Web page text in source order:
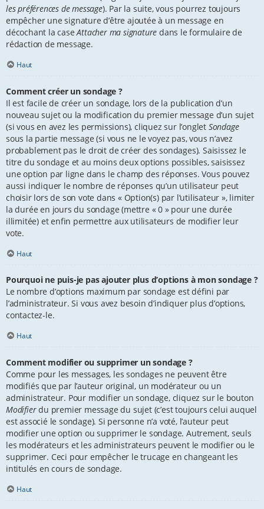
les préférences de message). Par la suite, vous pourrez toujours
empêcher une signature d’être ajoutée à un message en
décochant la caseAttacher ma signature dans le formulaire de
rédaction de message.
Haut
Comment créer un sondage ?
Il est facile de créer un sondage, lors de la publication d’un
nouveau sujet ou la modification du premier message d’un sujet
(si vous en avez les permissions), cliquez sur l’onglet Sondage
sous la partie message (si vous ne le voyez pas, vous n’avez
probablement pas le droit de créer des sondages). Saisissez le
titre du sondage et au moins deux options possibles, saisissez
une option par ligne dans le champ des réponses. Vous pouvez
aussi indiquer le nombre de réponses qu’un utilisateur peut
choisir lors de son vote dans « Option(s) par l’utilisateur », limiter
la durée en jours du sondage (mettre « 0 » pour une durée
illimitée) et enfin permettre aux utilisateurs de modifier leur
vote.
Haut
Pourquoi ne puis-je pas ajouter plus d’options à mon sondage ?
Le nombre d’options maximum par sondage est défini par
l’administrateur. Si vous avez besoin d’indiquer plus d’options,
contactez-le.
Haut
Comment modifier ou supprimer un sondage ?
Comme pour les messages, les sondages ne peuvent être
modifiés que par l’auteur original, un modérateur ou un
administrateur. Pour modifier un sondage, cliquez sur le bouton
Modifierdu premier message du sujet (c’est toujours celui auquel
est associé le sondage). Si personne n’a voté, l’auteur peut
modifier une option ou supprimer le sondage. Autrement, seuls
les modérateurs et les administrateurs peuvent le modifier ou le
supprimer. Ceci pour empêcher le trucage en changeant les
intitulés en cours de sondage.
Haut